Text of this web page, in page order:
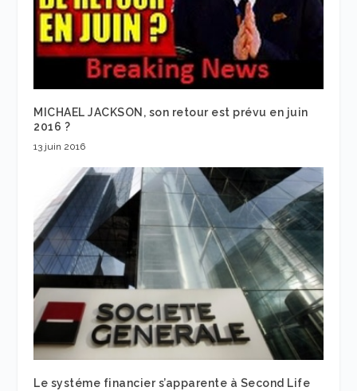
MICHAEL JACKSON, son retour est prévu en juin
2016 ?
13 juin 2016
Le systéme financier s’apparente à Second Life